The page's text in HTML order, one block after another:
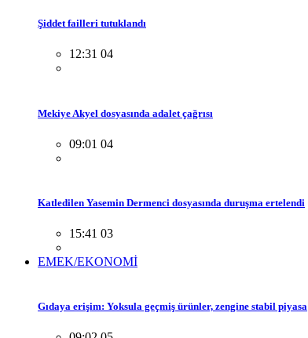
Şiddet failleri tutuklandı
12:31 04
Mekiye Akyel dosyasında adalet çağrısı
09:01 04
Katledilen Yasemin Dermenci dosyasında duruşma ertelendi
15:41 03
EMEK/EKONOMİ
Gıdaya erişim: Yoksula geçmiş ürünler, zengine stabil piyasa